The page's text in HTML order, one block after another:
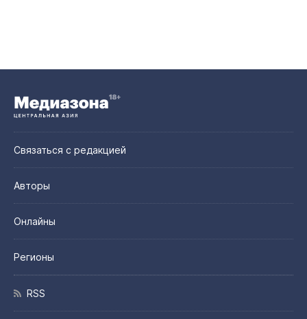
Связаться с редакцией
Авторы
Онлайны
Регионы
RSS